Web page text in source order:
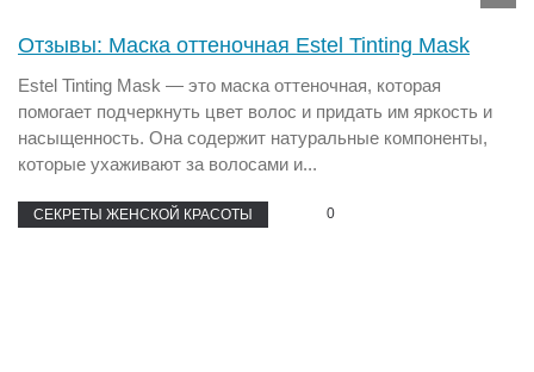
Отзывы: Маска оттеночная Estel Tinting Mask
Estel Tinting Mask — это маска оттеночная, которая
помогает подчеркнуть цвет волос и придать им яркость и
насыщенность. Она содержит натуральные компоненты,
которые ухаживают за волосами и...
СЕКРЕТЫ ЖЕНСКОЙ КРАСОТЫ 0